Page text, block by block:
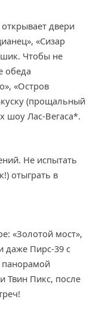
двери
«Сизар
шик. Чтобы не
обеда
«Остров
(прощальный
шоу Лас-Вегаса*.
Не испытать
отыграть в
«Золотой мост»,
даже Пирс-39 с
Твин Пикс, после